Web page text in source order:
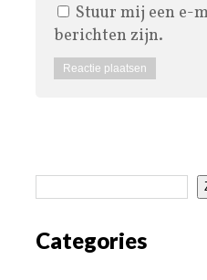
Stuur mij een e-
berichten zijn.
Categories